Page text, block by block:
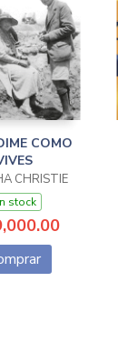
COMO
CHRISTIE
stock